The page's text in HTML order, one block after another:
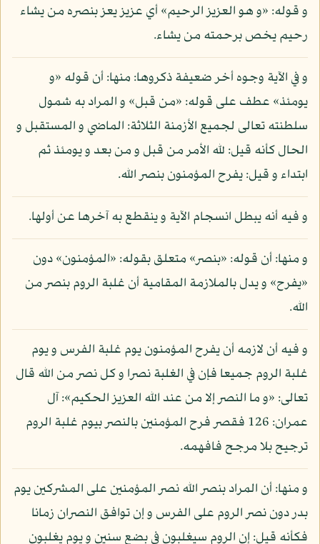
و قوله: «و هو العزيز الرحيم» أي عزيز يعز بنصره من يشاء
رحيم يخص برحمته من يشاء.
و في الآية وجوه أخر ضعيفة ذكروها: منها: أن قوله «و
يومئذ» عطف على قوله: «من قبل» و المراد به شمول
سلطنته تعالى لجميع الأزمنة الثلاثة: الماضي و المستقبل و
الحال كأنه قيل: لله الأمر من قبل و من بعد و يومئذ ثم
ابتداء و قيل: يفرح المؤمنون بنصر الله.
و فيه أنه يبطل انسجام الآية و ينقطع به آخرها عن أولها.
و منها: أن قوله: «بنصر» متعلق بقوله: «المؤمنون» دون
«يفرح» و يدل بالملازمة المقامية أن غلبة الروم بنصر من
الله.
و فيه أن لازمه أن يفرح المؤمنون يوم غلبة الفرس و يوم
غلبة الروم جميعا فإن في الغلبة نصرا و كل نصر من الله قال
تعالى: «و ما النصر إلا من عند الله العزيز الحكيم»: آل
عمران: 126 فقصر فرح المؤمنين بالنصر بيوم غلبة الروم
ترجيح بلا مرجح فافهمه.
و منها: أن المراد بنصر الله نصر المؤمنين على المشركين يوم
بدر دون نصر الروم على الفرس و إن توافق النصران زمانا
فكأنه قيل: إن الروم سيغلبون في بضع سنين و يوم يغلبون